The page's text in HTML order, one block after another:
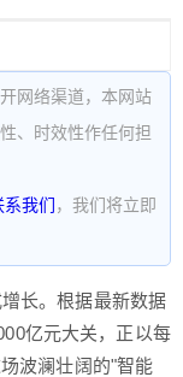
网络渠道，本网站
、时效性作任何担
系我们 ，我们将立即
长。根据最新数据
亿元大关，正以每
波澜壮阔的"智能